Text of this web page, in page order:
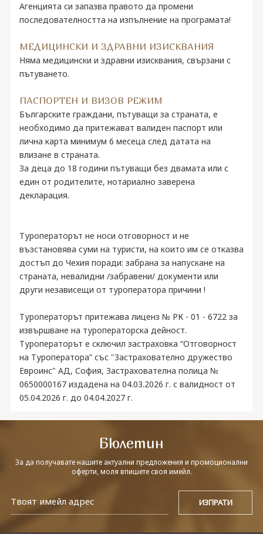
Агенцията си запазва правото да промени
последователността на изпълнение на програмата!
МЕДИЦИНСКИ И ЗДРАВНИ ИЗИСКВАНИЯ
Няма медицински и здравни изисквания, свързани с
пътуването.
ПАСПОРТЕН И ВИЗОВ РЕЖИМ
Българските граждани, пътуващи за страната, е
необходимо да притежават валиден паспорт или
лична карта минимум 6 месеца след датата на
влизане в страната.
За деца до 18 години пътуващи без двамата или с
един от родителите, нотариално заверена
декларация.
Туроператорът не носи отговорност и не
възстановява суми на туристи, на които им се отказва
достъп до Чехия поради: забрана за напускане на
страната, невалидни /забравени/ документи или
други независещи от туроператора причини !
Туроператорът притежава лиценз № РК - 01 - 6722 за
извършване на туроператорска дейност.
Туроператорът е сключил застраховка “Отговорност
на Туроператора” със "Застрахователно дружество
Евроинс" АД, София, Застрахователна полица №
0650000167 издадена на 04.03.2026 г. с валидност от
05.04.2026 г. до 04.04.2027 г.
Бюлетин
За да получавате нашите актуални предложения и промоционални
оферти, моля впишете своя имейл.